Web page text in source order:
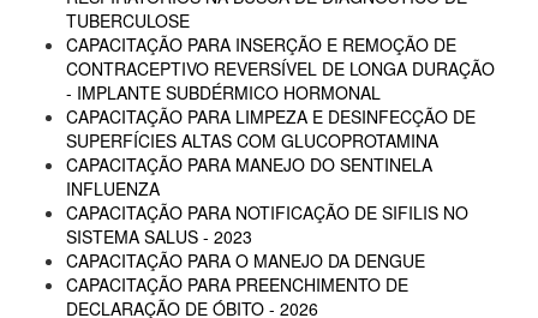
TUBERCULOSE
CAPACITAÇÃO PARA INSERÇÃO E REMOÇÃO DE
CONTRACEPTIVO REVERSÍVEL DE LONGA DURAÇÃO
- IMPLANTE SUBDÉRMICO HORMONAL
CAPACITAÇÃO PARA LIMPEZA E DESINFECÇÃO DE
SUPERFÍCIES ALTAS COM GLUCOPROTAMINA
CAPACITAÇÃO PARA MANEJO DO SENTINELA
INFLUENZA
CAPACITAÇÃO PARA NOTIFICAÇÃO DE SIFILIS NO
SISTEMA SALUS - 2023
CAPACITAÇÃO PARA O MANEJO DA DENGUE
CAPACITAÇÃO PARA PREENCHIMENTO DE
DECLARAÇÃO DE ÓBITO - 2026